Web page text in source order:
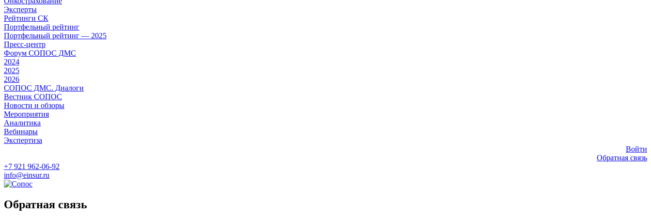
Эксперты
Рейтинги СК
Портфельный рейтинг
Портфельный рейтинг — 2025
Пресс-центр
Форум СОПОС ДМС
2024
2025
2026
СОПОС ДМС. Диалоги
Вестник СОПОС
Новости и обзоры
Мероприятия
Аналитика
Вебинары
Экспертиза
Войти
Обратная связь
+7 921 962-06-92
info@einsur.ru
Обратная связь